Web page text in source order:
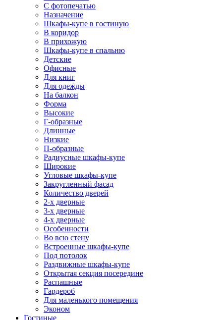
С фотопечатью
Назначение
Шкафы-купе в гостиную
В коридор
В прихожую
Шкафы-купе в спальню
Детские
Офисные
Для книг
Для одежды
На балкон
Форма
Высокие
Г-образные
Длинные
Низкие
П-образные
Радиусные шкафы-купе
Широкие
Угловые шкафы-купе
Закругленный фасад
Количество дверей
2-х дверные
3-х дверные
4-х дверные
Особенности
Во всю стену
Встроенные шкафы-купе
Под потолок
Раздвижные шкафы-купе
Открытая секция посередине
Распашные
Гардероб
Для маленького помещения
Эконом
Гостиные